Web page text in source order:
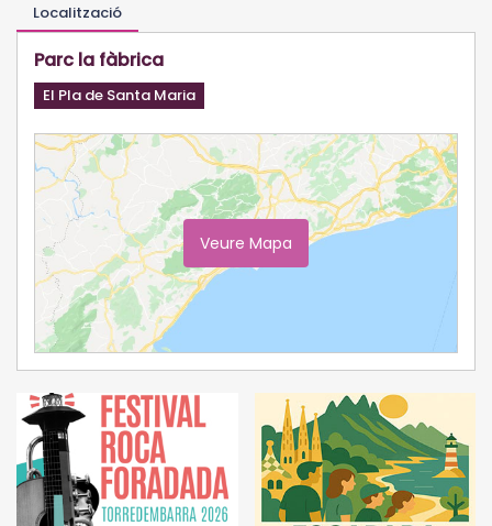
Localització
Parc la fàbrica
El Pla de Santa Maria
Veure Mapa